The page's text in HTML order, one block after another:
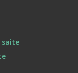
saite